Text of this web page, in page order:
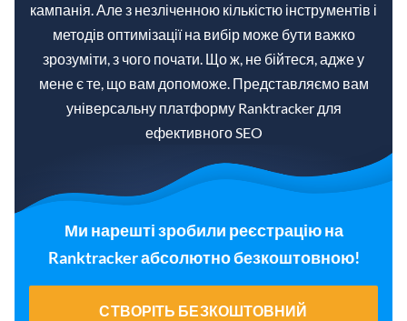
кампанія. Але з незліченною кількістю інструментів і
методів оптимізації на вибір може бути важко
зрозуміти, з чого почати. Що ж, не бійтеся, адже у
мене є те, що вам допоможе. Представляємо вам
універсальну платформу Ranktracker для
ефективного SEO
Ми нарешті зробили реєстрацію на
Ranktracker абсолютно безкоштовною!
СТВОРІТЬ БЕЗКОШТОВНИЙ